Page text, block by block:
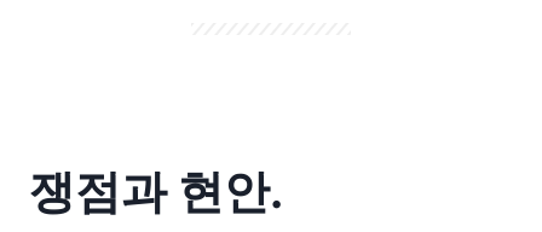
쟁점과 현안.